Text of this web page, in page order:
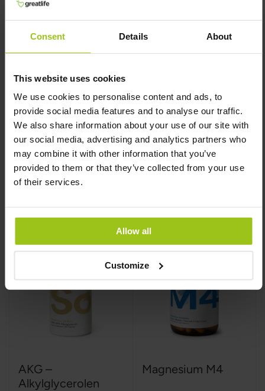
Consent Details About
This website uses cookies
We use cookies to personalise content and ads, to
provide social media features and to analyse our traffic.
We also share information about your use of our site with
our social media, advertising and analytics partners who
may combine it with other information that you’ve
provided to them or that they’ve collected from your use
of their services.
Allow all
Customize
CoQ10 – 200 mg
Rating:
100%
€ 54,99
Wild Alaskaanse
Sockeye Zalm –
Rating:
100%
€ 32,99
€ 35,99
AKG –
Alkylglycerolen
Magnesium M4